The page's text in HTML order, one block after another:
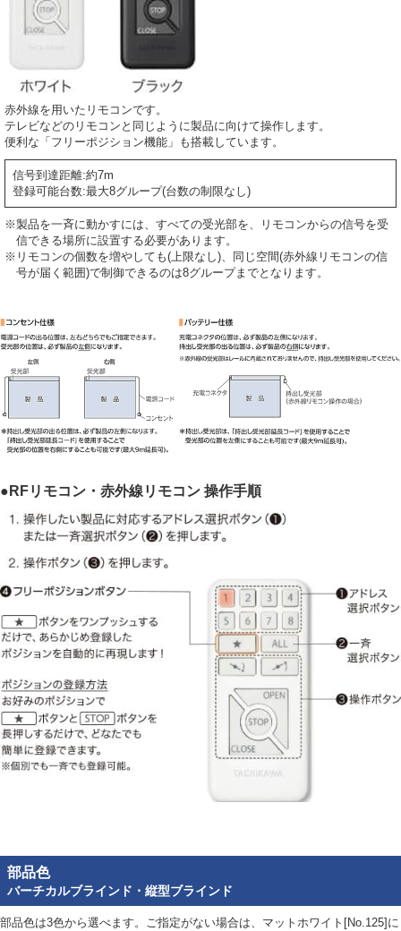
赤外線を用いたリモコンです。
テレビなどのリモコンと同じように製品に向けて操作します。
便利な「フリーポジション機能」も搭載しています。
信号到達距離:約7m
登録可能台数:最大8グループ(台数の制限なし)
※製品を一斉に動かすには、すべての受光部を、リモコンからの信号を受
信できる場所に設置する必要があります。
※リモコンの個数を増やしても(上限なし)、同じ空間(赤外線リモコンの信
号が届く範囲)で制御できるのは8グループまでとなります。
●RFリモコン・赤外線リモコン 操作手順
部品色
バーチカルブラインド・縦型ブラインド
部品色は3色から選べます。ご指定がない場合は、マットホワイト[No.125]に